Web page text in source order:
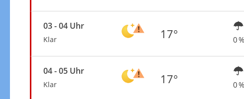
03 - 04 Uhr
Klar 17° 0 %
04 - 05 Uhr
Klar 17° 0 %